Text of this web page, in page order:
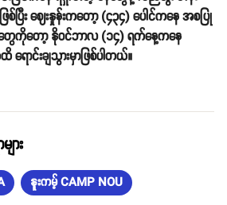
ပြီး ဈေးနှုန်းကတော့ (၄၃၄) ပေါင်ကနေ အစပြု
ေကိုတော့ နိုဝင်ဘာလ (၁၄)​ ရက်နေ့ကနေ
ာင်းချသွားမှာဖြစ်ပါတယ်။
ား
နူးကမ့် CAMP NOU